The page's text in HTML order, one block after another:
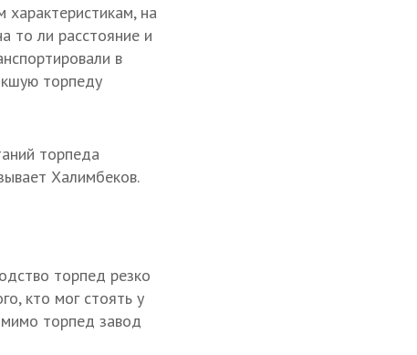
на
то ли расстояние и
в
торпеду
торпеда
Халимбеков.
торпед резко
кто мог стоять у
торпед завод